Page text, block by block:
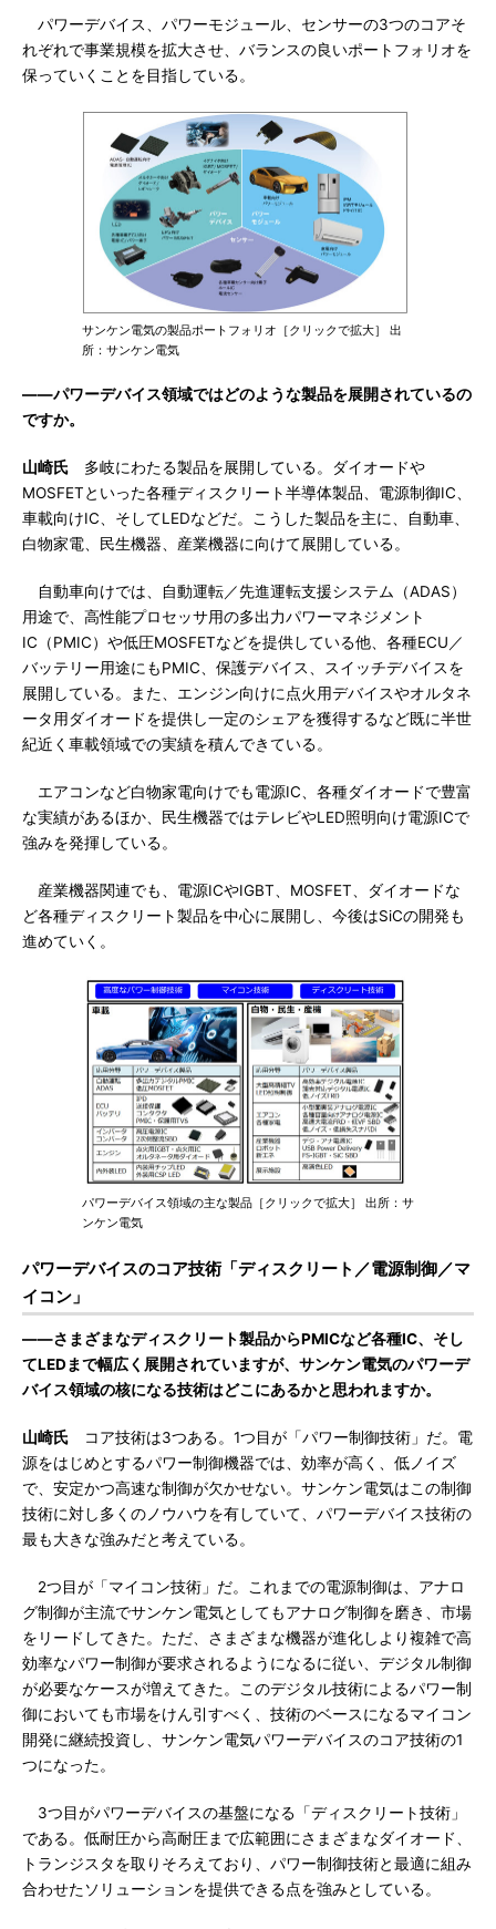
パワーデバイス、パワーモジュール、センサーの3つのコアそ
れぞれで事業規模を拡大させ、バランスの良いポートフォリオを
保っていくことを目指している。
サンケン電気の製品ポートフォリオ［クリックで拡大］ 出
所：サンケン電気
――パワーデバイス領域ではどのような製品を展開されているの
ですか。
山崎氏 多岐にわたる製品を展開している。ダイオードや
MOSFETといった各種ディスクリート半導体製品、電源制御IC、
車載向けIC、そしてLEDなどだ。こうした製品を主に、自動車、
白物家電、民生機器、産業機器に向けて展開している。
自動車向けでは、自動運転／先進運転支援システム（ADAS）
用途で、高性能プロセッサ用の多出力パワーマネジメント
IC（PMIC）や低圧MOSFETなどを提供している他、各種ECU／
バッテリー用途にもPMIC、保護デバイス、スイッチデバイスを
展開している。また、エンジン向けに点火用デバイスやオルタネ
ータ用ダイオードを提供し一定のシェアを獲得するなど既に半世
紀近く車載領域での実績を積んできている。
エアコンなど白物家電向けでも電源IC、各種ダイオードで豊富
な実績があるほか、民生機器ではテレビやLED照明向け電源ICで
強みを発揮している。
産業機器関連でも、電源ICやIGBT、MOSFET、ダイオードな
ど各種ディスクリート製品を中心に展開し、今後はSiCの開発も
進めていく。
パワーデバイス領域の主な製品［クリックで拡大］ 出所：サ
ンケン電気
パワーデバイスのコア技術「ディスクリート／電源制御／マ
イコン」
――さまざまなディスクリート製品からPMICなど各種IC、そし
てLEDまで幅広く展開されていますが、サンケン電気のパワーデ
バイス領域の核になる技術はどこにあるかと思われますか。
山崎氏 コア技術は3つある。1つ目が「パワー制御技術」だ。電
源をはじめとするパワー制御機器では、効率が高く、低ノイズ
で、安定かつ高速な制御が欠かせない。サンケン電気はこの制御
技術に対し多くのノウハウを有していて、パワーデバイス技術の
最も大きな強みだと考えている。
2つ目が「マイコン技術」だ。これまでの電源制御は、アナロ
グ制御が主流でサンケン電気としてもアナログ制御を磨き、市場
をリードしてきた。ただ、さまざまな機器が進化しより複雑で高
効率なパワー制御が要求されるようになるに従い、デジタル制御
が必要なケースが増えてきた。このデジタル技術によるパワー制
御においても市場をけん引すべく、技術のベースになるマイコン
開発に継続投資し、サンケン電気パワーデバイスのコア技術の1
つになった。
3つ目がパワーデバイスの基盤になる「ディスクリート技術」
である。低耐圧から高耐圧まで広範囲にさまざまなダイオード、
トランジスタを取りそろえており、パワー制御技術と最適に組み
合わせたソリューションを提供できる点を強みとしている。